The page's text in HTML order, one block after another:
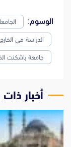
الوسوم:
الدراسة في الخارج
جامعة باشكنت
‫أخبار